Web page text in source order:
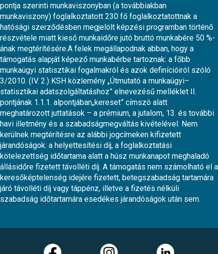
pontja szerinti munkaviszonyban (a továbbiakban
munkaviszony) foglalkoztatott 230 fő foglalkoztatottnak a
hatósági szerződésben megjelölt képzési programban történő
részvétele miatt kieső munkaidőre jutó bruttó munkabére 50 %-
ának megtérítésére.A felek megállapodnak abban, hogy a
támogatás alapját képező munkabérbe tartoznak: a főbb
munkaügyi statisztikai fogalmakról és azok definícióiról szóló
3/2010. (IV. 2.) KSH közlemény „Útmutató a munkaügyi–
statisztikai adatszolgáltatáshoz” elnevezésű melléklet II.
pontjának 1.1.1. alpontjában„kereset” címszó alatt
meghatározott juttatások – a prémium, a jutalom, 13. és további
havi illetmény és a szabadságmegváltás kivételével. Nem
kerülnek megtérítésre az alábbi jogcímeken kifizetett
járandóságok: a helyettesítési díj, a foglalkoztatási
kötelezettség időtartama alatt a húsz munkanapot meghaladó
állásidőre fizetett távolléti díj. A támogatás nem számolható el a
keresőképtelenség idejére fizetett, betegszabadság tartamára
járó távolléti díj vagy táppénz, illetve a fizetés nélküli
szabadság időtartamára esedékes járandóságok után sem.